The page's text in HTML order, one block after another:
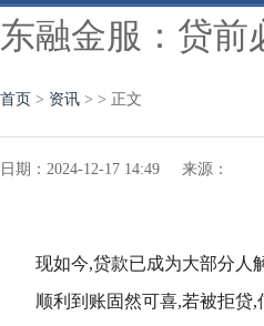
东融金服：贷前
首页 > 资讯 > > 正文
日期：2024-12-17 14:49 来源：
现如今,贷款已成为大部分人
顺利到账固然可喜,若被拒贷